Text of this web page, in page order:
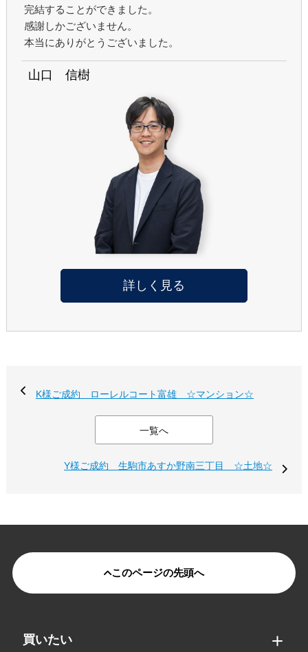
完結することができました。
感謝しかございません。
本当にありがとうございました。
山口 信樹
詳しく見る
K様ご成約 ローレルコート富雄 ☆マンション☆
一覧へ
Y様ご成約 生駒市あすか野南三丁目 ☆土地☆
このページの先頭へ
買いたい